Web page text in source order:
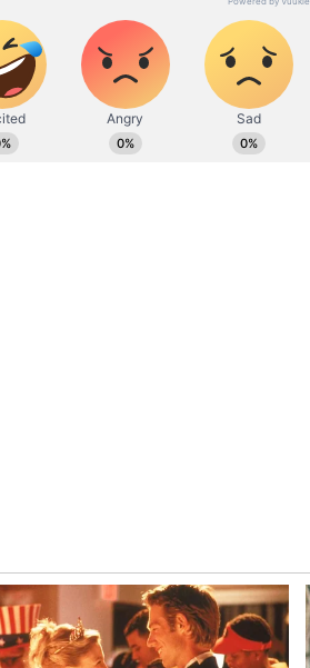
ಜಾರ್ಜ್‌ ಅವರು ಜಿಲ್ಲೆಯ ಎಲ್ಲಾ
ಕೆಲಸ ಮಾಡದ ಅಧಿಕಾರಿಗಳಿಗೆ ಚುರುಕು
ಎಂದರು.
ಸದಾ ಕರುನಾಡು, ನುಡಿ, ಸಂಸ್ಕೃತಿ ಪರ ಧ್ವನಿ
ಸುವರ್ಣ ನ್ಯೂಸ್ ವೆಬ್‌ಸೈಟಲ್ಲೂ ಲಭ್ಯ.